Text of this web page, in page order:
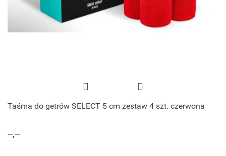
Taśma do getrów SELECT 5 cm zestaw 4 szt. czerwona
--,--